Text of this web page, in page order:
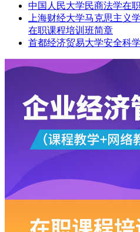
中国人民大学民商法学在
上海财经大学马克思主义
在职课程培训班简章
首都经济贸易大学安全科